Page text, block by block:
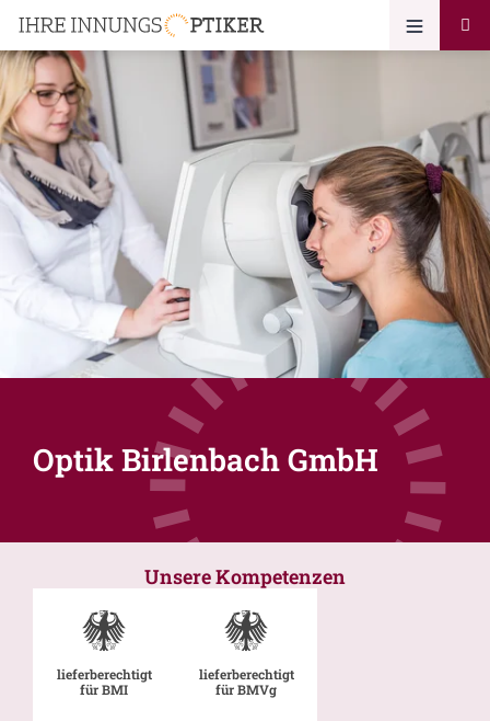
Optik Birlenbach GmbH
Unsere Kompetenzen
lieferberechtigt
für BMI
lieferberechtigt
für BMVg